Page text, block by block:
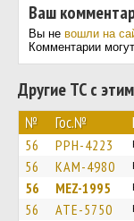
Ваш
Вы не вошли на
Комментарии
Другие ТС с
№ Гос.№
56 PPH-4223
56 KAM-4980
56 MEZ-1995
56 ATE-5750